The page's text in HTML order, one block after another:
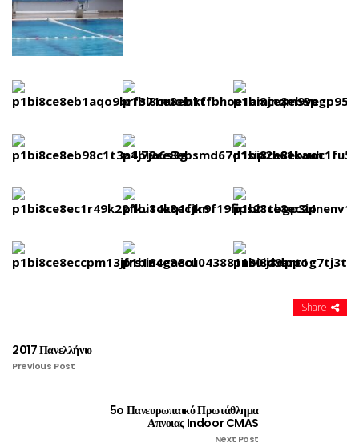
Share
2017 Πανελλήνιο
Previous Post
5o Πανευρωπαικό Πρωτάθλημα
Απνοιας Indoor CMAS
Next Post